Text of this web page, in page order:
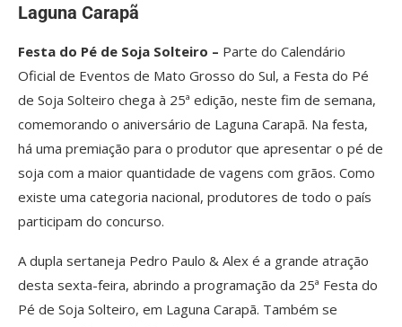
Laguna Carapã
Festa do Pé de Soja Solteiro – Parte do Calendário
Oficial de Eventos de Mato Grosso do Sul, a Festa do Pé
de Soja Solteiro chega à 25ª edição, neste fim de semana,
comemorando o aniversário de Laguna Carapã. Na festa,
há uma premiação para o produtor que apresentar o pé de
soja com a maior quantidade de vagens com grãos. Como
existe uma categoria nacional, produtores de todo o país
participam do concurso.
A dupla sertaneja Pedro Paulo & Alex é a grande atração
desta sexta-feira, abrindo a programação da 25ª Festa do
Pé de Soja Solteiro, em Laguna Carapã. Também se